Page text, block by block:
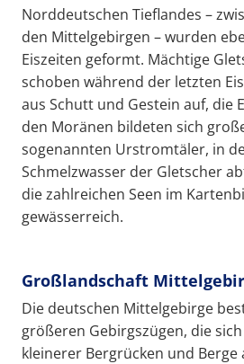
Norddeutschen Tieflandes –
den Mittelgebirgen – wurden
Eiszeiten geformt. Mächtige
schoben während der letzten
aus Schutt und Gestein auf, die
den Moränen bildeten sich
sogenannten Urstromtäler, in
Schmelzwasser der Gletscher
die zahlreichen Seen im
gewässerreich.
Großlandschaft
Die deutschen Mittelgebirge
größeren Gebirgszügen, die
kleinerer Bergrücken und Berge